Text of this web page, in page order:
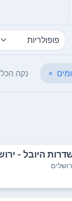
× נקה הכל
היובל -